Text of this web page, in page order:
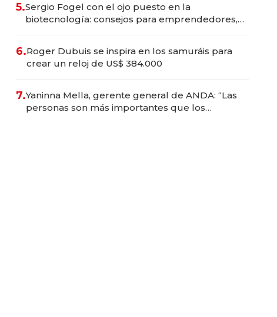
5.Sergio Fogel con el ojo puesto en la
biotecnología: consejos para emprendedores,
6.Roger Dubuis se inspira en los samuráis para
crear un reloj de US$ 384.000
7.Yaninna Mella, gerente general de ANDA: “Las
personas son más importantes que los